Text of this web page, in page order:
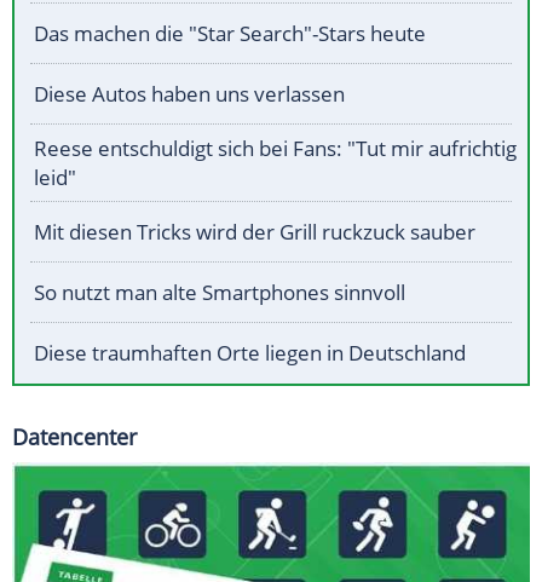
Das machen die "Star Search"-Stars heute
Diese Autos haben uns verlassen
Reese entschuldigt sich bei Fans: "Tut mir aufrichtig
leid"
Mit diesen Tricks wird der Grill ruckzuck sauber
So nutzt man alte Smartphones sinnvoll
Diese traumhaften Orte liegen in Deutschland
Datencenter